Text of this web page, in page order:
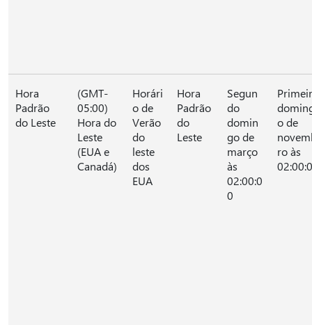
Hora
Padrão
do Leste
(GMT-
05:00)
Hora do
Leste
(EUA e
Canadá)
Horári
o de
Verão
do
leste
dos
EUA
Hora
Padrão
do
Leste
Segun
do
domin
go de
março
às
02:00:0
0
o de
ro às